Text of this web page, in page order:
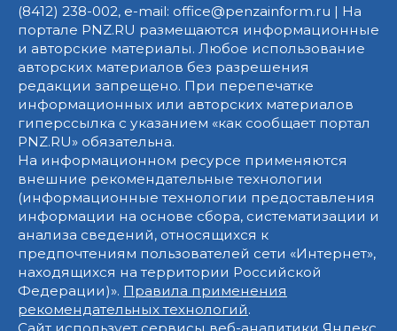
(8412) 238-002, e-mail: office@penzainform.ru | На
портале PNZ.RU размещаются информационные
и авторские материалы. Любое использование
авторских материалов без разрешения
редакции запрещено. При перепечатке
информационных или авторских материалов
гиперссылка с указанием «как сообщает портал
PNZ.RU» обязательна.
На информационном ресурсе применяются
внешние рекомендательные технологии
(информационные технологии предоставления
информации на основе сбора, систематизации и
анализа сведений, относящихся к
предпочтениям пользователей сети «Интернет»,
находящихся на территории Российской
Федерации)». Правила применения
рекомендательных технологий.